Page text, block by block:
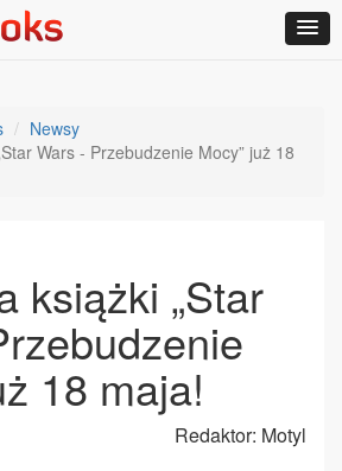
Newsy
Wars - Przebudzenie Mocy” już 18
książki „Star
18 maja!
Redaktor: Motyl